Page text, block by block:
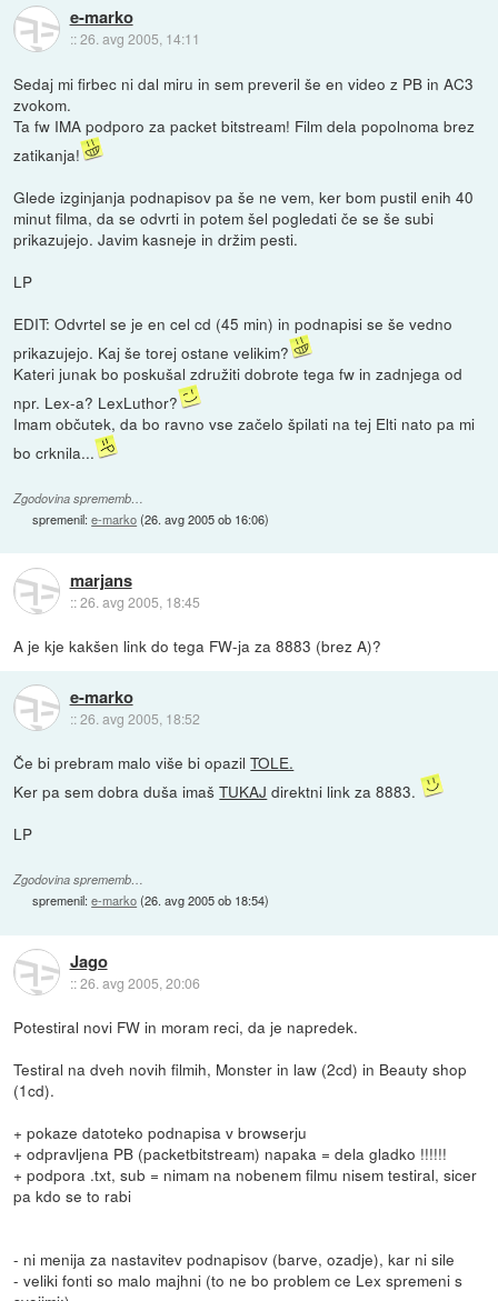
e-marko
::26. avg 2005, 14:11
Sedaj mi firbec ni dal miru in sem preveril še en video z PB in AC3
zvokom.
Ta fw IMA podporo za packet bitstream! Film dela popolnoma brez
zatikanja!
Glede izginjanja podnapisov pa še ne vem, ker bom pustil enih 40
minut filma, da se odvrti in potem šel pogledati če se še subi
prikazujejo. Javim kasneje in držim pesti.
LP
EDIT: Odvrtel se je en cel cd (45 min) in podnapisi se še vedno
prikazujejo. Kaj še torej ostane velikim?
Kateri junak bo poskušal združiti dobrote tega fw in zadnjega od
npr. Lex-a? LexLuthor?
Imam občutek, da bo ravno vse začelo špilati na tej Elti nato pa mi
bo crknila...
Zgodovina sprememb…
spremenil:e-marko(26. avg 2005 ob 16:06)
marjans
::26. avg 2005, 18:45
A je kje kakšen link do tega FW-ja za 8883 (brez A)?
e-marko
::26. avg 2005, 18:52
Če bi prebram malo više bi opazilTOLE.
Ker pa sem dobra duša imašTUKAJ direktni link za 8883.
LP
Zgodovina sprememb…
spremenil:e-marko(26. avg 2005 ob 18:54)
Jago
::26. avg 2005, 20:06
Potestiral novi FW in moram reci, da je napredek.
Testiral na dveh novih filmih, Monster in law (2cd) in Beauty shop
(1cd).
+ pokaze datoteko podnapisa v browserju
+ odpravljena PB (packetbitstream) napaka = dela gladko !!!!!!
+ podpora .txt, sub = nimam na nobenem filmu nisem testiral, sicer
pa kdo se to rabi
- ni menija za nastavitev podnapisov (barve, ozadje), kar ni sile
- veliki fonti so malo majhni (to ne bo problem ce Lex spremeni s